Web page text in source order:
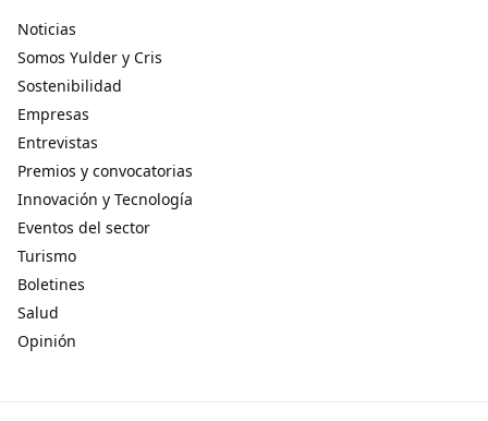
Noticias
Somos Yulder y Cris
Sostenibilidad
Empresas
Entrevistas
Premios y convocatorias
Innovación y Tecnología
Eventos del sector
Turismo
Boletines
Salud
Opinión